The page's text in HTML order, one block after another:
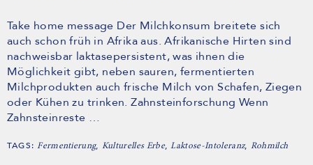
Take home message Der Milchkonsum breitete sich
auch schon früh in Afrika aus. Afrikanische Hirten sind
nachweisbar laktasepersistent, was ihnen die
Möglichkeit gibt, neben sauren, fermentierten
Milchprodukten auch frische Milch von Schafen, Ziegen
oder Kühen zu trinken. Zahnsteinforschung Wenn
Zahnsteinreste …
TAGS:Fermentierung, Kulturelles Erbe,Laktose-Intoleranz, Rohmilch